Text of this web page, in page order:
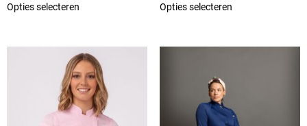
Opties selecteren Opties selecteren